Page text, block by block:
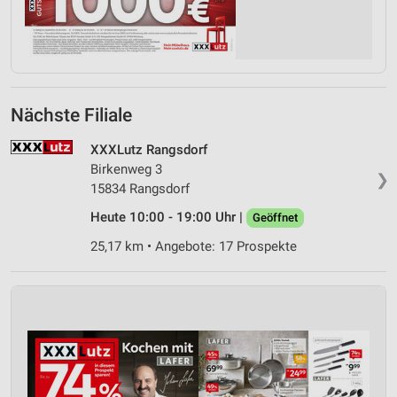
Nächste Filiale
❯
XXXLutz Rangsdorf
Birkenweg 3
15834 Rangsdorf
Heute 10:00 - 19:00 Uhr |
Geöffnet
25,17 km • Angebote: 17 Prospekte